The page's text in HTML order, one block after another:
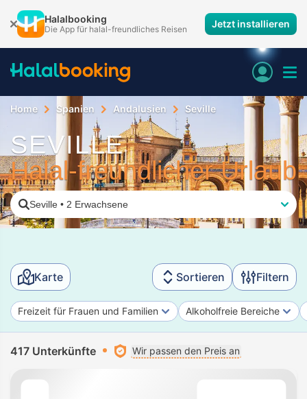
Halalbooking
Die App für halal-freundliches Reisen Jetzt installieren
Home Spanien Andalusien Seville
SEVILLE
Halal-freundlicher Urlaub
Seville • 2 Erwachsene
Karte Sortieren Filtern
Freizeit für Frauen und Familien Alkoholfreie Bereiche
417 Unterkünfte Wir passen den Preis an